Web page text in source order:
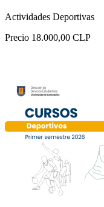
Actividades Deportivas
Precio 18.000,00 CLP